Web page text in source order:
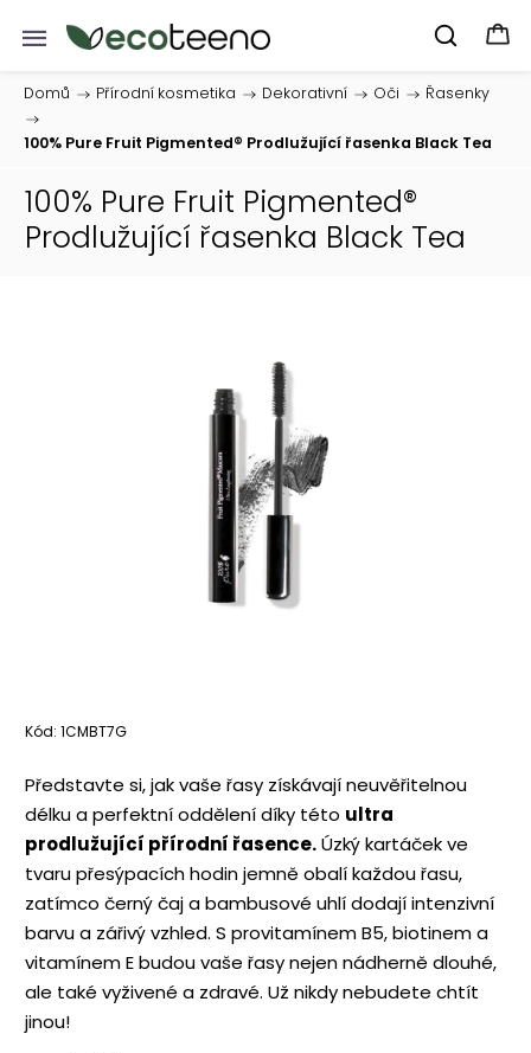
Domů / Přírodní kosmetika / Dekorativní / Oči /
Řasenky
/
100% Pure Fruit Pigmented® Prodlužující řasenka Black Tea
100% Pure Fruit Pigmented®
Prodlužující řasenka Black Tea
Kód: 1CMBT7G
Představte si, jak vaše řasy získávají neuvěřitelnou
délku a perfektní oddělení díky této ultra
prodlužující přírodní řasence.Úzký kartáček ve
tvaru přesýpacích hodin jemně obalí každou řasu,
zatímco černý čaj a bambusové uhlí dodají intenzivní
barvu a zářivý vzhled. S provitamínem B5, biotinem a
vitamínem E budou vaše řasy nejen nádherně dlouhé,
ale také vyživené a zdravé. Už nikdy nebudete chtít
jinou!